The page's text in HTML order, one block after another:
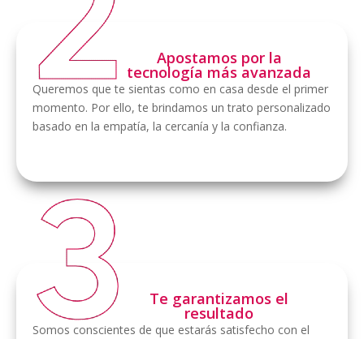
Apostamos por la
tecnología más avanzada
Queremos que te sientas como en casa desde el primer
momento. Por ello, te brindamos un trato personalizado
basado en la empatía, la cercanía y la confianza.
Te garantizamos el
resultado
Somos conscientes de que estarás satisfecho con el